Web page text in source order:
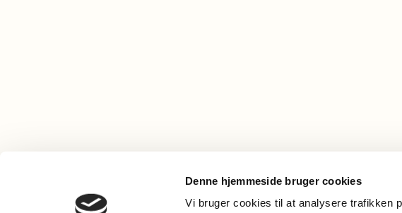
Denne hjemmeside bruger cookies
Vi bruger cookies til at analysere trafikken